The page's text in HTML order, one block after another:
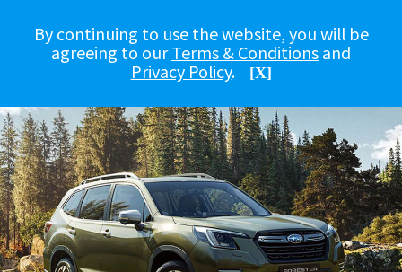
By continuing to use the website, you will be
agreeing to ourTerms & Conditionsand
Privacy Policy. [X]